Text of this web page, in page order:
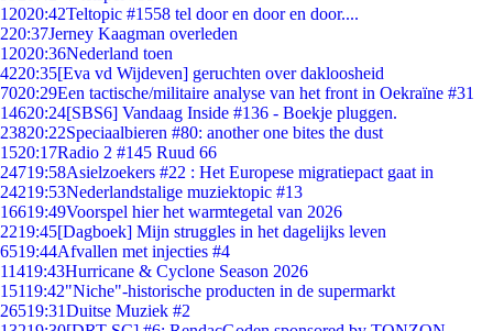
12020:42Teltopic #1558 tel door en door en door....
220:37Jerney Kaagman overleden
12020:36Nederland toen
4220:35[Eva vd Wijdeven] geruchten over dakloosheid
7020:29Een tactische/militaire analyse van het front in Oekraïne #31
14620:24[SBS6] Vandaag Inside #136 - Boekje pluggen.
23820:22Speciaalbieren #80: another one bites the dust
1520:17Radio 2 #145 Ruud 66
24719:58Asielzoekers #22 : Het Europese migratiepact gaat in
24219:53Nederlandstalige muziektopic #13
16619:49Voorspel hier het warmtegetal van 2026
2219:45[Dagboek] Mijn struggles in het dagelijks leven
6519:44Afvallen met injecties #4
11419:43Hurricane & Cyclone Season 2026
15119:42"Niche"-historische producten in de supermarkt
26519:31Duitse Muziek #2